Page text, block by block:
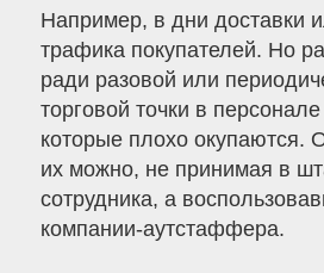
Например, в дни доставки
трафика покупателей. Но
ради разовой или
торговой точки в
которые плохо окупаются.
их можно, не принимая в
сотрудника, а
компании-аутстаффера.